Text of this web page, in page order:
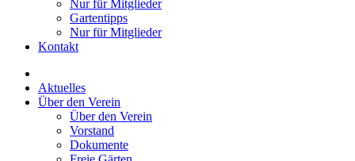
Nur für Mitglieder
Gartentipps
Nur für Mitglieder
Kontakt
Aktuelles
Über den Verein
Über den Verein
Vorstand
Dokumente